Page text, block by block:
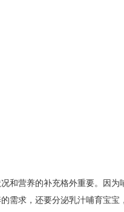
和营养的补充格外重要。因为
需求，还要分泌乳汁哺育宝宝